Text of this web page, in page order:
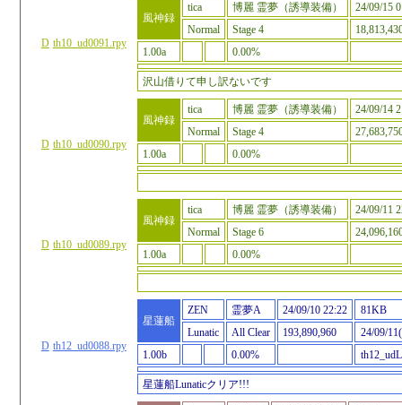
D th10_ud0091.rpy
風神録
tica 博麗 霊夢（誘導装備）
24/09/15
Normal
Stage 4
1.00a
0.00%
沢山借りて申し訳ないです
D th10_ud0090.rpy
風神録
tica 博麗 霊夢（誘導装備）
24/09/14
Normal
Stage 4
1.00a
0.00%
D th10_ud0089.rpy
風神録
tica 博麗 霊夢（誘導装備）
24/09/11
Normal
Stage 6
1.00a
0.00%
D th12_ud0088.rpy
星蓮船
ZEN 霊夢A 24/09/10 22:22
81KB
Lunatic
All Clear 193,890,960
24/09/
1.00b
0.00%
星蓮船Lunaticクリア!!!